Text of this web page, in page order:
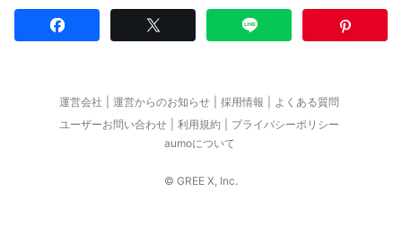
運営会社 運営からのお知らせ 採用情報
よくある質問
ユーザーお問い合わせ
利用規約
プライバシーポリシー
aumoについて
© GREE X, Inc.